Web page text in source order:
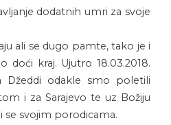
dodatnih umri za svoje
ali se dugo pamte, tako je i
doći kraj. Ujutro 18.03.2018.
odakle smo poletili
i za Sarajevo te uz Božiju
se svojim porodicama.